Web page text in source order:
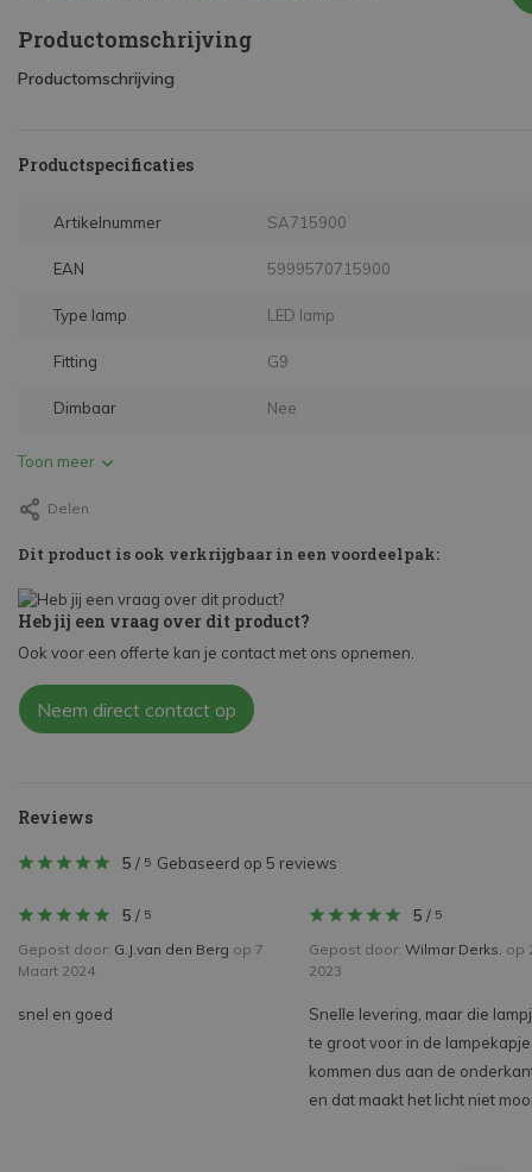
Productomschrijving
Productomschrijving
Productspecificaties
Artikelnummer SA715900
EAN 5999570715900
Type lamp LED lamp
Fitting G9
Dimbaar Nee
Toon meer
Delen
Dit product is ook verkrijgbaar in een voordeelpak:
Heb jij een vraag over dit product?
Ook voor een offerte kan je contact met ons opnemen.
Neem direct contact op
Reviews
5 / 5 Gebaseerd op 5 reviews
5 / 5
Gepost door: G.J.van den Berg op 7
Maart 2024
snel en goed
5 / 5
Gepost door: Wilmar Derks. op
2023
Snelle levering, maar die
te groot voor in de
kommen dus aan de
en dat maakt het licht niet